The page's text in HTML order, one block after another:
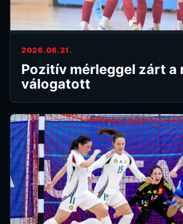
2026.06.21.
Pozitív mérleggel zárt a
válogatott